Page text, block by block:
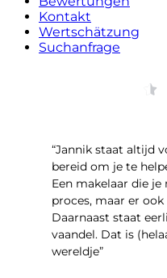
Kontakt
Wertschätzung
Suchanfrage
“Jannik staat altijd
bereid om je te
Een makelaar die
proces, maar er
Daarnaast staat
vaandel. Dat is
wereldje”